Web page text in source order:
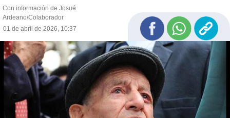
Con información de Josué
Ardeano/Colaborador
01 de abril de 2026, 10:37